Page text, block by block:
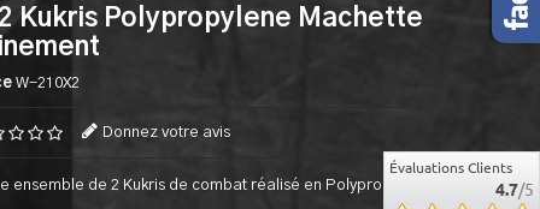
Kukris Polypropylene Machette
W-210X2
Donnez votre avis
ensemble de 2 Kukris de combat réalisé en Polypropylene.
Évaluations Clients
4.7/5